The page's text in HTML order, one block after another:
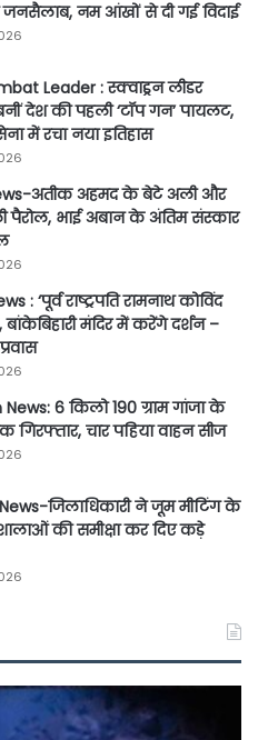
जनसैलाब, नम आंखों से दी गई विदाई
Leader : स्क्वाड्रन लीडर
देश की पहली ‘टॉप गन’ पायलट,
में रचा नया इतिहास
अतीक अहमद के बेटे अली और
पैरोल, भाई अबान के अंतिम संस्कार
: ‘पूर्व राष्ट्रपति रामनाथ कोविंद
बांकेबिहारी मंदिर में करेंगे दर्शन –
6 किलो 190 ग्राम गांजा के
गिरफ्तार, चार पहिया वाहन सीज
जिलाधिकारी ने जूम मीटिंग के
की समीक्षा कर दिए कड़े